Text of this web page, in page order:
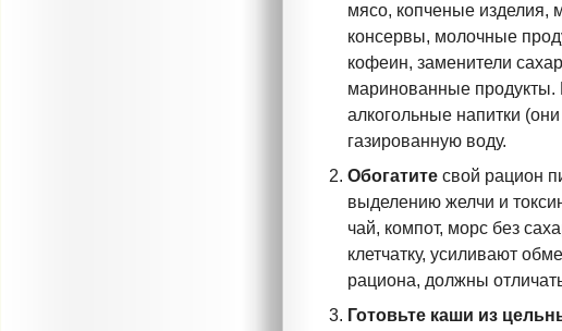
мясо, копченые
консервы, молочные
кофеин, заменители
маринованные продукты.
алкогольные напитки
газированную воду.
Обогатите свой рацион
выделению желчи и
чай, компот, морс без
клетчатку, усиливают
рациона, должны
Готовьте каши из